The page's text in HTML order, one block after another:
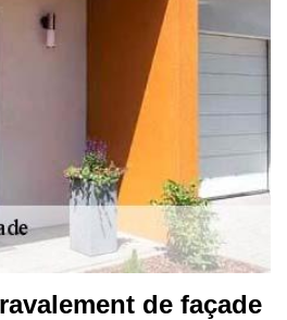
de façade